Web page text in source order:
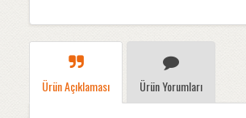
Ürün Açıklaması Ürün Yorumları